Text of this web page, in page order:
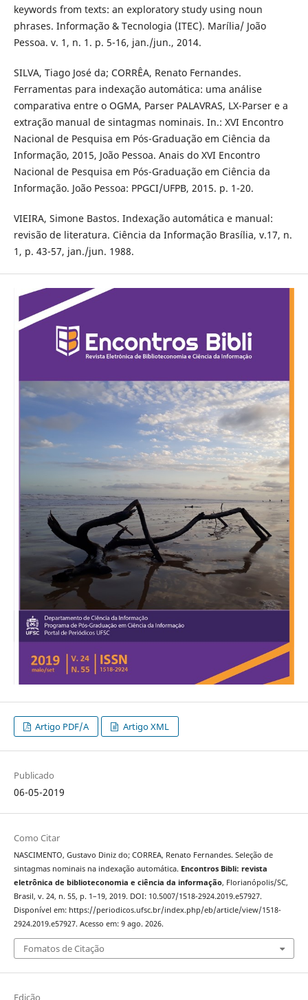
keywords from texts: an exploratory study using noun
phrases. Informação & Tecnologia (ITEC). Marília/ João
Pessoa. v. 1, n. 1. p. 5-16, jan./jun., 2014.
SILVA, Tiago José da; CORRÊA, Renato Fernandes.
Ferramentas para indexação automática: uma análise
comparativa entre o OGMA, Parser PALAVRAS, LX-Parser e a
extração manual de sintagmas nominais. In.: XVI Encontro
Nacional de Pesquisa em Pós-Graduação em Ciência da
Informação, 2015, João Pessoa. Anais do XVI Encontro
Nacional de Pesquisa em Pós-Graduação em Ciência da
Informação. João Pessoa: PPGCI/UFPB, 2015. p. 1-20.
VIEIRA, Simone Bastos. Indexação automática e manual:
revisão de literatura. Ciência da Informação Brasília, v.17, n.
1, p. 43-57, jan./jun. 1988.
Artigo PDF/A Artigo XML
Publicado
06-05-2019
Como Citar
NASCIMENTO, Gustavo Diniz do; CORREA, Renato Fernandes. Seleção de
sintagmas nominais na indexação automática. Encontros Bibli: revista
eletrônica de biblioteconomia e ciência da informação, Florianópolis/SC,
Brasil, v. 24, n. 55, p. 1–19, 2019. DOI: 10.5007/1518-2924.2019.e57927.
Disponível em: https://periodicos.ufsc.br/index.php/eb/article/view/1518-
2924.2019.e57927. Acesso em: 9 ago. 2026.
Fomatos de Citação
Edição